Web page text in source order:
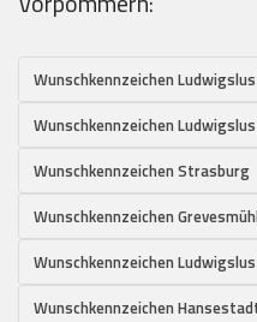
Wunschkennzeichen
Wunschkennzeichen
Wunschkennzeichen Strasburg
Wunschkennzeichen
Wunschkennzeichen
Wunschkennzeichen